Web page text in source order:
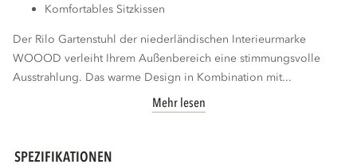
Komfortables Sitzkissen
Der Rilo Gartenstuhl der niederländischen Interieurmarke
WOOOD verleiht Ihrem Außenbereich eine stimmungsvolle
Ausstrahlung. Das warme Design in Kombination mit...
Mehr lesen
SPEZIFIKATIONEN